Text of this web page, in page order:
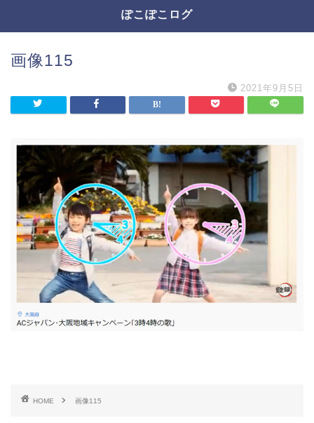
ぽこぽこログ
画像115
2021年9月5日
HOME 画像115